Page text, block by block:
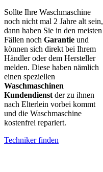
Sollte Ihre Waschmaschine
noch nicht mal 2 Jahre alt sein,
dann haben Sie in den meisten
Fällen noch Garantie und
können sich direkt bei Ihrem
Händler oder dem Hersteller
melden. Diese haben nämlich
einen speziellen
Waschmaschinen
Kundendienst der zu ihnen
nach Elterlein vorbei kommt
und die Waschmaschine
kostenfrei repariert.
Techniker finden